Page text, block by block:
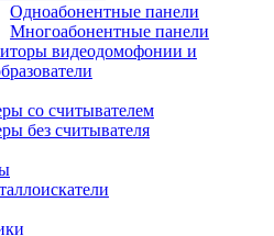
Одноабонентные панели
Многоабонентные панели
видеодомофонии и
со считывателем
без считывателя